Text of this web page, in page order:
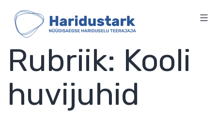
content
Rubriik: Kooli
huvijuhid